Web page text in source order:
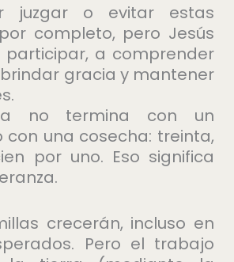
juzgar o evitar estas
completo, pero Jesús
a comprender
gracia y mantener
no termina con un
con una cosecha: treinta,
por uno. Eso significa
crecerán, incluso en
Pero el trabajo